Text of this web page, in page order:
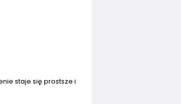
staje się prostsze i